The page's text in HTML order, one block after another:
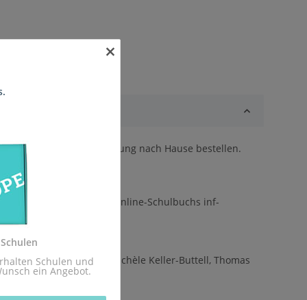
mit direkter Lieferung nach Hause bestellen.
eng an die Inhalte des Online-Schulbuchs inf-
Niko Markus, Michèle Keller-Buttell, Thomas
×
Schulen und
ein Angebot.